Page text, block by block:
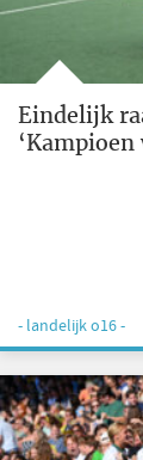
Eindelijk
- landelijk o16 -